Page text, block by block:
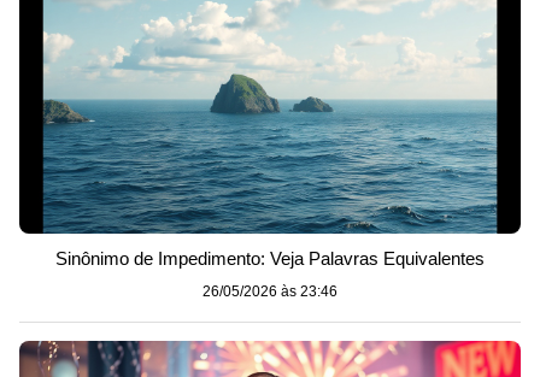
Sinônimo de Impedimento: Veja Palavras Equivalentes
26/05/2026 às 23:46